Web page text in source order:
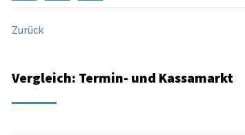
Zurück
Vergleich: Termin- und Kassamarkt